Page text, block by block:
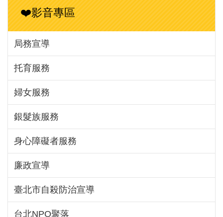
❤️影音專區
局務宣導
托育服務
婦女服務
銀髮族服務
身心障礙者服務
廉政宣導
臺北市自殺防治宣導
台北NPO聚落